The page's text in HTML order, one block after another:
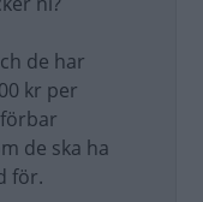
de har
kr per
de ska ha
för.